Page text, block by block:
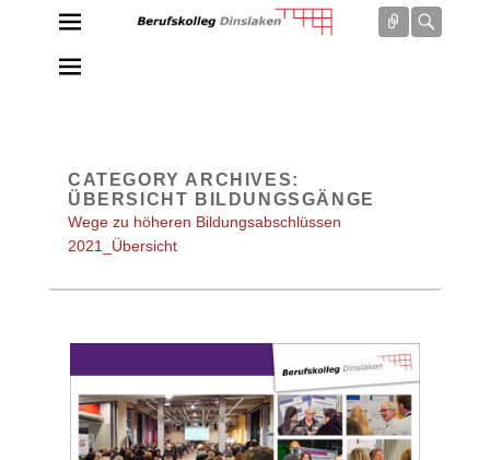
Connect
CATEGORY ARCHIVES:
ÜBERSICHT BILDUNGSGÄNGE
Wege zu höheren Bildungsabschlüssen
2021_Übersicht